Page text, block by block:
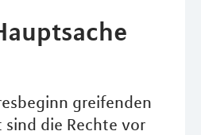
greifenden
die Rechte vor